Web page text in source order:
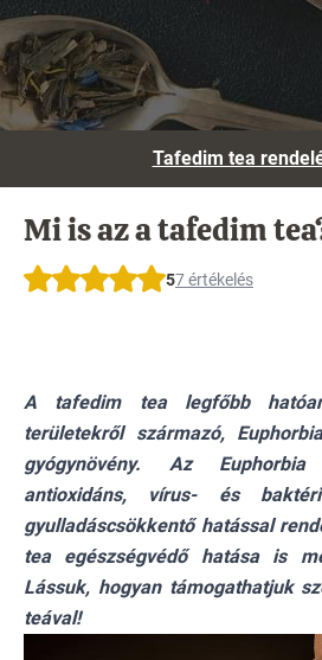
Tafedim tea
Mi is az a tafedim
57 értékelés
A tafedim tea legfőbb
területekről származó,
gyógynövény. Az
antioxidáns, vírus- és
gyulladáscsökkentő hatással
tea egészségvédő hatása is
Lássuk, hogyan támogathatjuk
teával!